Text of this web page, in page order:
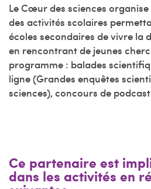
Le Cœur des sciences
des activités scolaires
écoles secondaires de vivre la
en rencontrant de jeunes
programme : balades
ligne (Grandes enquêtes
sciences), concours de
Ce partenaire est
dans les activités en